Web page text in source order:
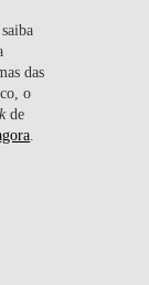
das
o
de